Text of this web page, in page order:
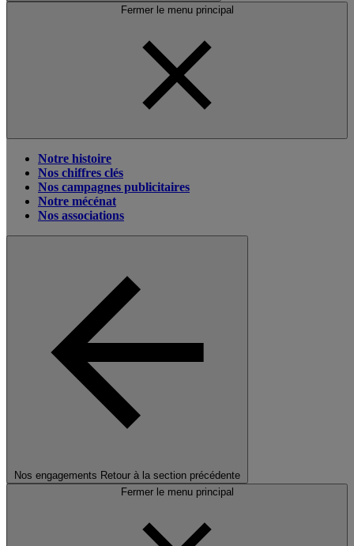
Fermer le menu principal
Notre histoire
Nos chiffres clés
Nos campagnes publicitaires
Notre mécénat
Nos associations
Nos engagements Retour à la section précédente
Fermer le menu principal